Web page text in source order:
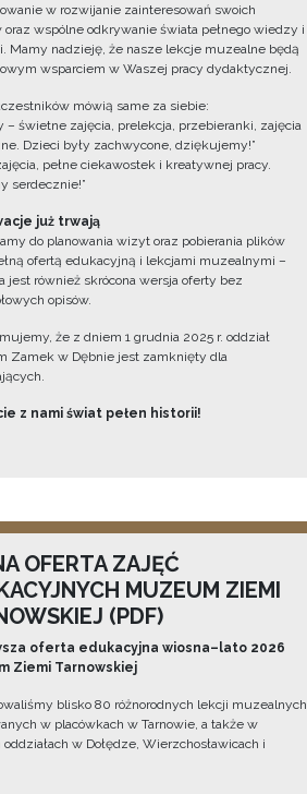
w rozwijanie zainteresowań swoich
oraz wspólne odkrywanie świata pełnego wiedzy i
Mamy nadzieję, że nasze lekcje muzealne będą
wsparciem w Waszej pracy dydaktycznej.
mówią same za siebie:
– świetne zajęcia, prelekcja, przebieranki, zajęcia
Dzieci były zachwycone, dziękujemy!”
pełne ciekawostek i kreatywnej pracy.
serdecznie!”
już trwają
do planowania wizyt oraz pobierania plików
ofertą edukacyjną i lekcjami muzealnymi –
jest również skrócona wersja oferty bez
opisów.
że z dniem 1 grudnia 2025 r. oddział
Zamek w Dębnie jest zamknięty dla
z nami świat pełen historii!
OFERTA ZAJĘĆ
MUZEUM ZIEMI
(PDF)
oferta edukacyjna wiosna–lato 2026
Ziemi Tarnowskiej
blisko 80 różnorodnych lekcji muzealnych
w placówkach w Tarnowie, a także w
w Dołędze, Wierzchosławicach i